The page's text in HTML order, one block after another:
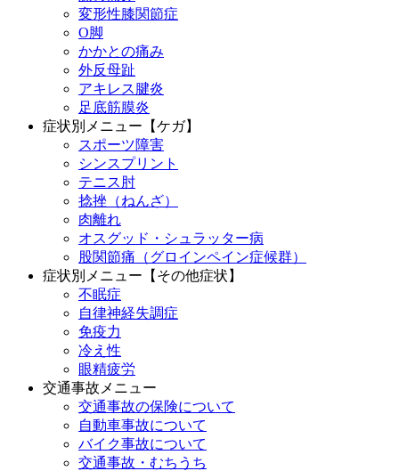
変形性膝関節症
O脚
かかとの痛み
外反母趾
アキレス腱炎
足底筋膜炎
症状別メニュー【ケガ】
スポーツ障害
シンスプリント
テニス肘
捻挫（ねんざ）
肉離れ
オスグッド・シュラッター病
股関節痛（グロインペイン症候群）
症状別メニュー【その他症状】
不眠症
自律神経失調症
免疫力
冷え性
眼精疲労
交通事故メニュー
交通事故の保険について
自動車事故について
バイク事故について
交通事故・むちうち